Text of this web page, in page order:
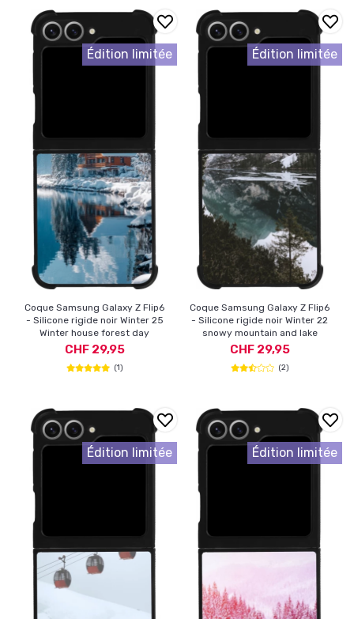
Coque Samsung Galaxy Z Flip6
- Silicone rigide noir Winter 25
Winter house forest day
CHF 29,95
(1)
Édition limitée
Coque Samsung Galaxy Z Flip6
- Silicone rigide noir Winter 22
snowy mountain and lake
CHF 29,95
(2)
Édition limitée
Édition limitée Édition limitée